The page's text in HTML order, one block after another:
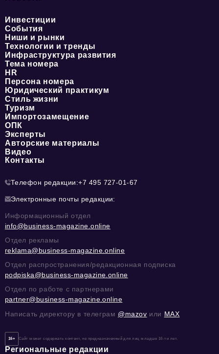
Инвестиции
События
Ниши и рынки
Технологии и тренды
Инфраструктура развития
Тема номера
HR
Персона номера
Юридический практикум
Стиль жизни
Туризм
Импортозамещение
ОПК
Эксперты
Авторские материалы
Видео
Контакты
Телефон редакции:+7 495 727-01-67
Электронные почты редакции:
Информационный отдел
info@business-magazine.online
Отдел рекламы
reklama@business-magazine.online
Отдел распространения/редакционная подписка
podpiska@business-magazine.online
Отдел по работе с партнерами
partner@business-magazine.online
Написать директору в телеграм @mazov или MAX
16+ Сайт может содержать контент, не предназначенный для лиц младше 16-ти лет.
Региональные редакции